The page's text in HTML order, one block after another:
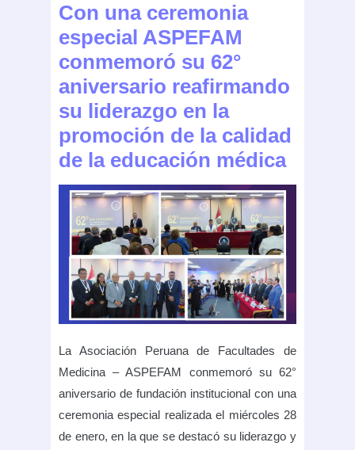
Con una ceremonia
especial ASPEFAM
conmemoró su 62°
aniversario reafirmando
su liderazgo en la
promoción de la calidad
de la educación médica
La Asociación Peruana de Facultades de
Medicina – ASPEFAM conmemoró su 62°
aniversario de fundación institucional con una
ceremonia especial realizada el miércoles 28
de enero, en la que se destacó su liderazgo y